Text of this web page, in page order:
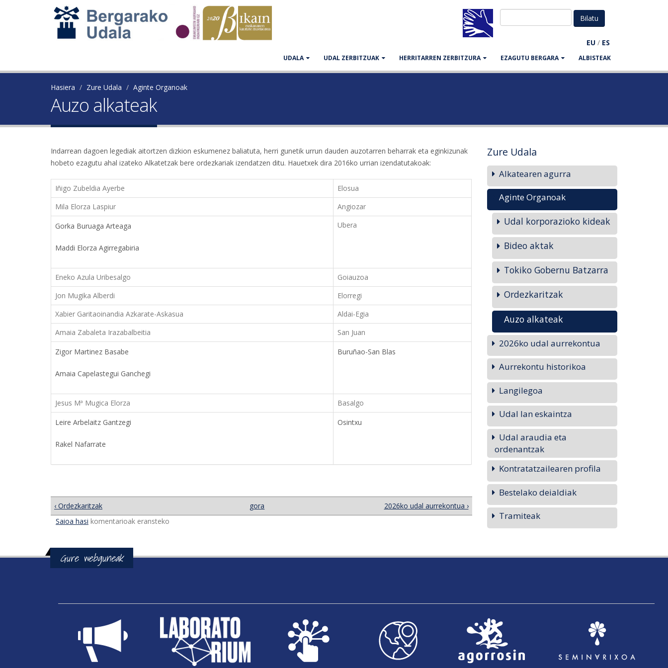
EU / ES
UDALA UDAL ZERBITZUAK HERRITARREN ZERBITZURA EZAGUTU BERGARA ALBISTEAK
Hasiera Zure Udala Aginte Organoak
Auzo alkateak
Indarrean dagoen legediak aitortzen dizkion eskumenez baliatuta, herri gunetik urrun dauden auzotarren beharrak eta eginkizunak
hobeto ezagutu ahal izateko Alkatetzak bere ordezkariak izendatzen ditu. Hauetxek dira 2016ko urrian izendatutakoak:
Iñigo Zubeldia Ayerbe
Elosua
Mila Elorza Laspiur
Angiozar
Gorka Buruaga Arteaga
Maddi Elorza Agirregabiria
Ubera
Eneko Azula Uribesalgo
Goiauzoa
Jon Mugika Alberdi
Elorregi
Xabier Garitaoinandia Azkarate-Askasua
Aldai-Egia
Amaia Zabaleta Irazabalbeitia
San Juan
Zigor Martinez Basabe
Amaia Capelastegui Ganchegi
Buruñao-San Blas
Jesus Mª Mugica Elorza Basalgo
Leire Arbelaitz Gantzegi
Rakel Nafarrate
Osintxu
‹ Ordezkaritzak gora
2026ko udal aurrekontua ›
Saioa hasi komentarioak eransteko
Zure Udala
Alkatearen agurra
Aginte Organoak
Udal korporazioko kideak
Bideo aktak
Tokiko Gobernu Batzarra
Ordezkaritzak
Auzo alkateak
2026ko udal aurrekontua
Aurrekontu historikoa
Langilegoa
Udal lan eskaintza
Udal araudia eta
ordenantzak
Kontratatzailearen profila
Bestelako deialdiak
Tramiteak
Gure webguneak